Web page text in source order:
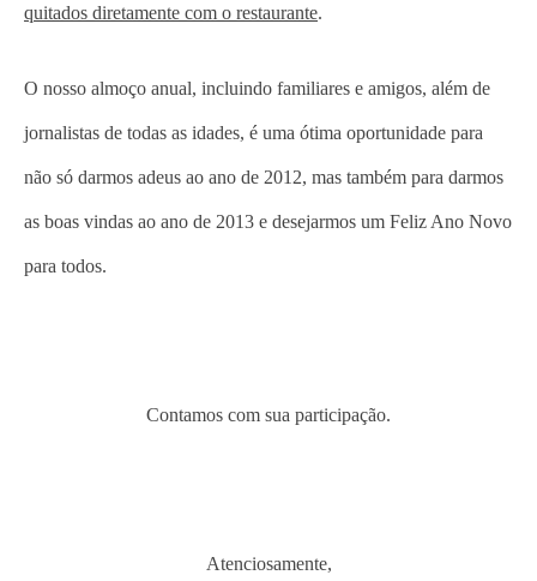
quitados diretamente com o restaurante.
O nosso almoço anual, incluindo familiares e amigos, além de
jornalistas de todas as idades, é uma ótima oportunidade para
não só darmos adeus ao ano de 2012, mas também para darmos
as boas vindas ao ano de 2013 e desejarmos um Feliz Ano Novo
para todos.
Contamos com sua participação.
Atenciosamente,